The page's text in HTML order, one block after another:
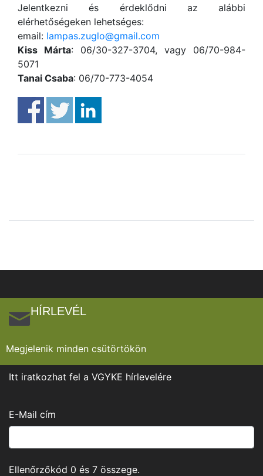
Jelentkezni és érdeklődni az alábbi
elérhetőségeken lehetséges:
email: lampas.zuglo@gmail.com
Kiss Márta: 06/30-327-3704, vagy 06/70-984-
5071
Tanai Csaba: 06/70-773-4054
HÍRLEVÉL
Megjelenik minden csütörtökön
Itt iratkozhat fel a VGYKE hírlevelére
E-Mail cím
Ellenőrzőkód 0 és 7 összege.